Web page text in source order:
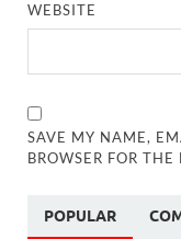
WEBSITE
SAVE MY NAME,
BROWSER FOR
POPULAR